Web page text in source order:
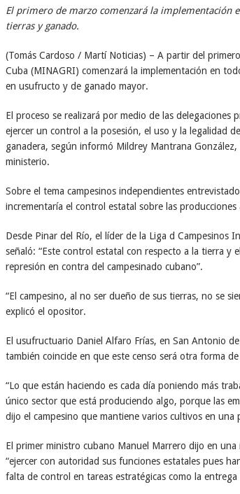
El primero de marzo comenzará la implementación
tierras y ganado.
(Tomás Cardoso / Martí Noticias) – A partir del
Cuba (MINAGRI) comenzará la implementación en
en usufructo y de ganado mayor.
El proceso se realizará por medio de las delegaciones
ejercer un control a la posesión, el uso y la legalidad
ganadera, según informó Mildrey Mantrana
ministerio.
Sobre el tema campesinos independientes
incrementaría el control estatal sobre las producciones
Desde Pinar del Río, el líder de la Liga d Campesinos
señaló: “Este control estatal con respecto a la tierra y
represión en contra del campesinado cubano”.
“El campesino, al no ser dueño de sus tierras, no se
explicó el opositor.
El usufructuario Daniel Alfaro Frías, en San Antonio
también coincide en que este censo será otra forma
“Lo que están haciendo es cada día poniendo más
único sector que está produciendo algo, porque las
dijo el campesino que mantiene varios cultivos en una
El primer ministro cubano Manuel Marrero dijo en
“ejercer con autoridad sus funciones estatales pues
falta de control en tareas estratégicas como la